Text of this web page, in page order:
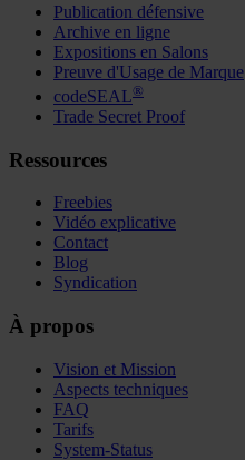
Publication défensive
Archive en ligne
Expositions en Salons
Preuve d'Usage de Marque
codeSEAL®
Trade Secret Proof
Ressources
Freebies
Vidéo explicative
Contact
Blog
Syndication
À propos
Vision et Mission
Aspects techniques
FAQ
Tarifs
System-Status